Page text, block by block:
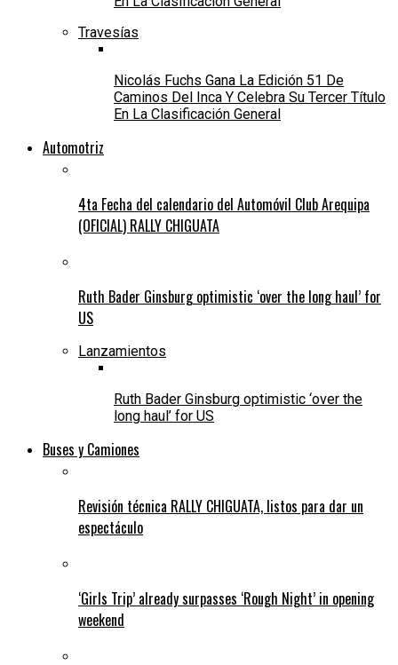
Travesías
Nicolás Fuchs Gana La Edición 51 De
Caminos Del Inca Y Celebra Su Tercer Título
En La Clasificación General
Automotriz
4ta Fecha del calendario del Automóvil Club Arequipa
(OFICIAL) RALLY CHIGUATA
Ruth Bader Ginsburg optimistic ‘over the long haul’ for
US
Lanzamientos
Ruth Bader Ginsburg optimistic ‘over the
long haul’ for US
Buses y Camiones
Revisión técnica RALLY CHIGUATA, listos para dar un
espectáculo
‘Girls Trip’ already surpasses ‘Rough Night’ in opening
weekend